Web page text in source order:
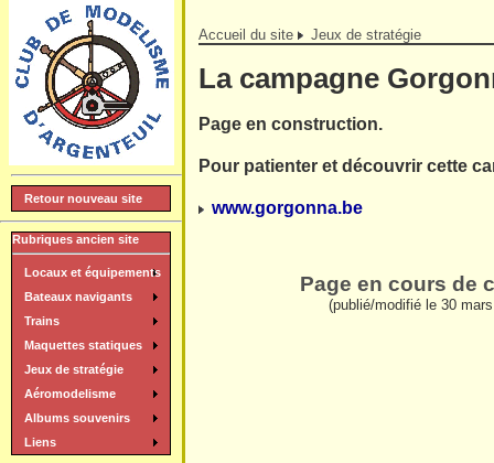
Accueil du site Jeux de stratégie
La campagne
Page en construction.
Pour patienter et découvrir cette
www.gorgonna.be
Page en cours de
(publié/modifié le 30
Retour nouveau site
Rubriques ancien site
Locaux et équipements
Bateaux navigants
Trains
Maquettes statiques
Jeux de stratégie
Aéromodelisme
Albums souvenirs
Liens